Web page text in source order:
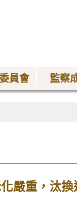
員會 監察
嚴重，汰